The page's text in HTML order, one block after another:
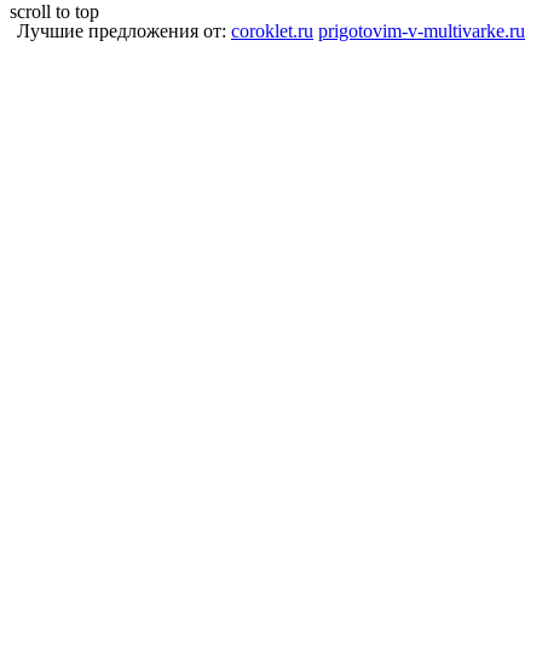
scroll to top
Лучшие предложения от: coroklet.ru prigotovim-v-multivarke.ru